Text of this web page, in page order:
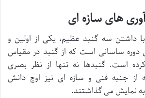
های سازه ای
با داشتن سه گنبد عظیم، یکی از اولین و
دوره ساسانی است که از گنبد در مقیاس
است. گنبدها نه تنها از نظر بصری
از جنبه فنی و سازه ای نیز اوج دانش
نمایش می گذاشتند.